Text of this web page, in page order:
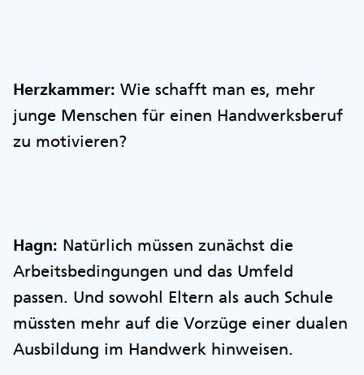
Herzkammer: Wie schafft man es, mehr
junge Menschen für einen Handwerksberuf
zu motivieren?
Hagn: Natürlich müssen zunächst die
Arbeitsbedingungen und das Umfeld
passen. Und sowohl Eltern als auch Schule
müssten mehr auf die Vorzüge einer dualen
Ausbildung im Handwerk hinweisen.